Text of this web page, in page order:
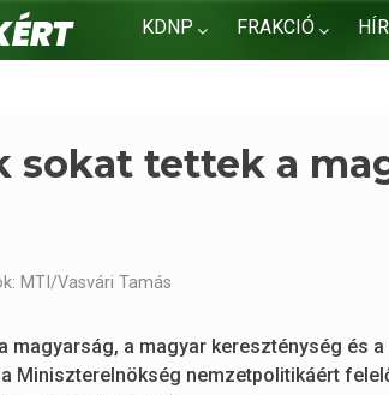
KDNP FRAKCIÓ
sokat tettek a
MTI/Vasvári Tamás
a magyar kereszténység és
Miniszterelnökség nemzetpolitikáért